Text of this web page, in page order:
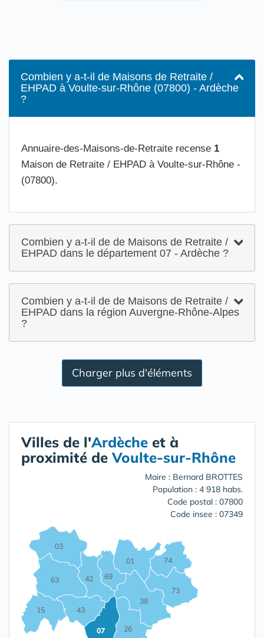
Combien y a-t-il de Maisons de Retraite /
EHPAD à Voulte-sur-Rhône (07800) - Ardèche
?
Annuaire-des-Maisons-de-Retraite recense 1
Maison de Retraite / EHPAD à Voulte-sur-Rhône -
(07800).
Combien y a-t-il de de Maisons de Retraite /
EHPAD dans le département 07 - Ardèche ?
Combien y a-t-il de de Maisons de Retraite /
EHPAD dans la région Auvergne-Rhône-Alpes
?
Charger plus d'éléments
Villes de l'Ardèche et à
proximité deVoulte-sur-Rhône
Maire : Bernard BROTTES
Population : 4 918 habs.
Code postal : 07800
Code insee : 07349
01
03
07
15
26
38
42
43
63
69
73
74